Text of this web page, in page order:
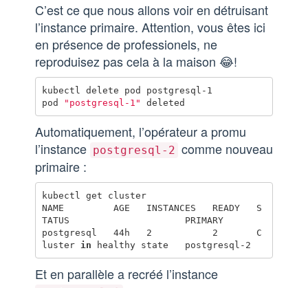
C’est ce que nous allons voir en détruisant
l’instance primaire. Attention, vous êtes ici
en présence de professionels, ne
reproduisez pas cela à la maison 😂!
kubectl delete pod postgresql-1
pod
"postgresql-1"
Automatiquement, l’opérateur a promu
l’instance postgresql-2 comme nouveau
primaire :
kubectl get cluster
NAME         AGE   INSTANCES   READY   S
TATUS                     PRIMARY
postgresql   44h   2           2       C
luster in
Et en parallèle a recréé l’instance